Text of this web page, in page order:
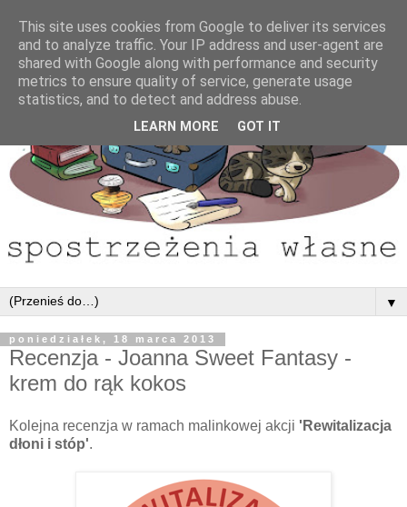
▼
poniedziałek, 18 marca 2013
Recenzja - Joanna Sweet Fantasy -
krem do rąk kokos
Kolejna recenzja w ramach malinkowej akcji 'Rewitalizacja
dłoni i stóp'.
This site uses cookies from Google to deliver its services
and to analyze traffic. Your IP address and user-agent are
shared with Google along with performance and security
metrics to ensure quality of service, generate usage
statistics, and to detect and address abuse.
LEARN MORE GOT IT